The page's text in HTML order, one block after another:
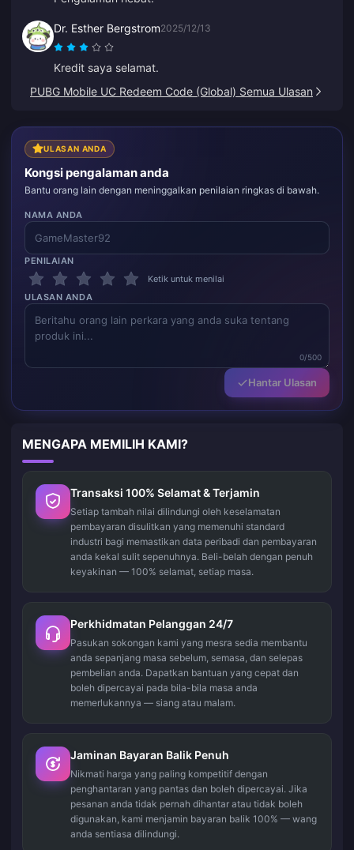
Dr. Esther Bergstrom2025/12/13
Kredit saya selamat.
PUBG Mobile UC Redeem Code (Global) Semua Ulasan
ULASAN ANDA
Kongsi pengalaman anda
Bantu orang lain dengan meninggalkan penilaian ringkas di bawah.
NAMA ANDA
PENILAIAN
Ketik untuk menilai
ULASAN ANDA
0/500
Hantar Ulasan
MENGAPA MEMILIH KAMI?
Transaksi 100% Selamat & Terjamin
Setiap tambah nilai dilindungi oleh keselamatan
pembayaran disulitkan yang memenuhi standard
industri bagi memastikan data peribadi dan pembayaran
anda kekal sulit sepenuhnya. Beli-belah dengan penuh
keyakinan — 100% selamat, setiap masa.
Perkhidmatan Pelanggan 24/7
Pasukan sokongan kami yang mesra sedia membantu
anda sepanjang masa sebelum, semasa, dan selepas
pembelian anda. Dapatkan bantuan yang cepat dan
boleh dipercayai pada bila-bila masa anda
memerlukannya — siang atau malam.
Jaminan Bayaran Balik Penuh
Nikmati harga yang paling kompetitif dengan
penghantaran yang pantas dan boleh dipercayai. Jika
pesanan anda tidak pernah dihantar atau tidak boleh
digunakan, kami menjamin bayaran balik 100% — wang
anda sentiasa dilindungi.